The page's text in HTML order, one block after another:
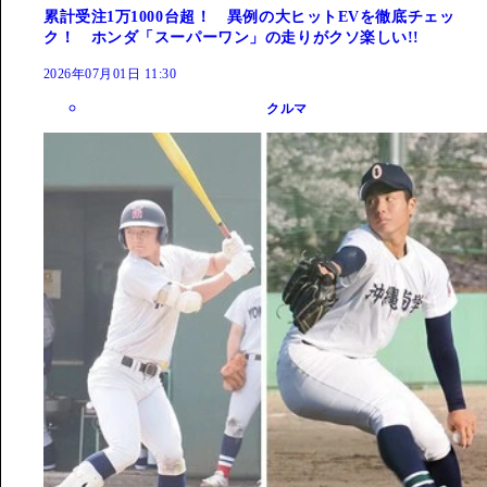
累計受注1万1000台超！ 異例の大ヒットEVを徹底チェッ
ク！ ホンダ「スーパーワン」の走りがクソ楽しい!!
2026年07月01日 11:30
クルマ